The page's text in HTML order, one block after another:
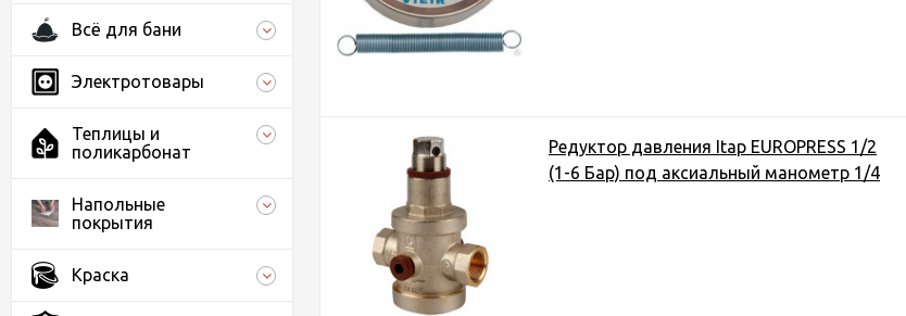
Всё для бани
Электротовары
Теплицы и
поликарбонат
Напольные
покрытия
Краска
Редуктор давления Itap EUROPRESS 1/2
(1-6 Бар) под аксиальный манометр 1/4